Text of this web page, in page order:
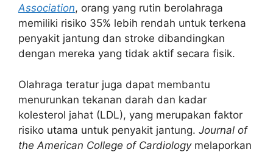
Association, orang yang rutin berolahraga
memiliki risiko 35% lebih rendah untuk terkena
penyakit jantung dan stroke dibandingkan
dengan mereka yang tidak aktif secara fisik.
Olahraga teratur juga dapat membantu
menurunkan tekanan darah dan kadar
kolesterol jahat (LDL), yang merupakan faktor
risiko utama untuk penyakit jantung. Journal of
the American College of Cardiologymelaporkan